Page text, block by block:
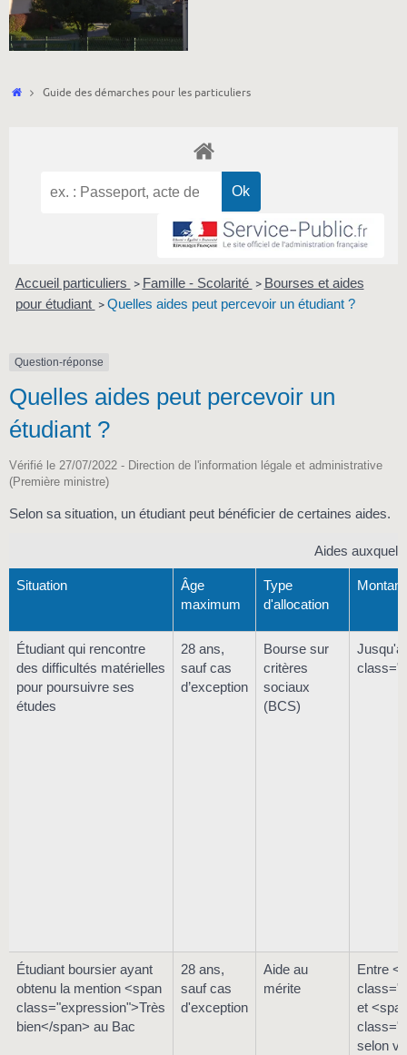
Accueil
Guide des démarches pour les particuliers
Accueil particuliers > Famille - Scolarité > Bourses et aides
pour étudiant > Quelles aides peut percevoir un étudiant ?
Question-réponse
Quelles aides peut percevoir un
étudiant ?
Vérifié le 27/07/2022 - Direction de l'information légale et administrative
(Première ministre)
Selon sa situation, un étudiant peut bénéficier de certaines aides.
Aides
Situation
Âge
maximum
Type
d'allocation
Étudiant qui rencontre
des difficultés matérielles
pour poursuivre ses
études
28 ans,
sauf cas
d’exception
Bourse sur
critères
sociaux
(BCS)
Jusqu'à
Étudiant boursier ayant
obtenu la mention <span
class="expression">Très
bien</span> au Bac
28 ans,
sauf cas
d'exception
Aide au
mérite
Entre
et
selon